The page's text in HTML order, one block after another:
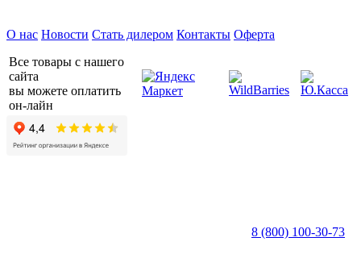
О нас Новости Стать дилером Контакты Оферта
Все товары с нашего
сайта
вы можете оплатить
он-лайн
8 (800) 100-30-73